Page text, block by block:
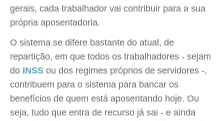
gerais, cada trabalhador vai contribuir para a sua
própria aposentadoria.
O sistema se difere bastante do atual, de
repartição, em que todos os trabalhadores - sejam
do INSS ou dos regimes próprios de servidores -,
contribuem para o sistema para bancar os
benefícios de quem está aposentando hoje. Ou
seja, tudo que entra de recurso já sai - e ainda